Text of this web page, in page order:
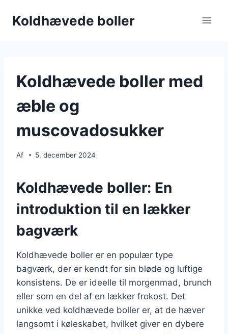
Koldhævede boller
Koldhævede boller med
æble og
muscovadosukker
Af 5. december 2024
Koldhævede boller: En
introduktion til en lækker
bagværk
Koldhævede boller er en populær type
bagværk, der er kendt for sin bløde og luftige
konsistens. De er ideelle til morgenmad, brunch
eller som en del af en lækker frokost. Det
unikke ved koldhævede boller er, at de hæver
langsomt i køleskabet, hvilket giver en dybere